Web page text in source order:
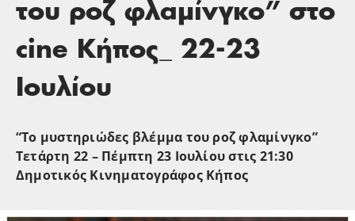
του ροζ φλαμίνγκο” στο
cine Κήπος_ 22-23
Ιουλίου
“Το μυστηριώδες βλέμμα του ροζ φλαμίνγκο”
Τετάρτη 22 – Πέμπτη 23 Ιουλίου στις 21:30
Δημοτικός Κινηματογράφος Κήπος